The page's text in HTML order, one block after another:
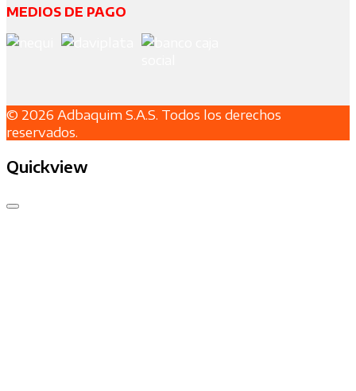
MEDIOS DE PAGO
© 2026 Adbaquim S.A.S. Todos los derechos
reservados.
Quickview